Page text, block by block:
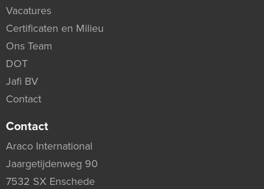
Vacatures
Certificaten en Milieu
Ons Team
DOT
Jafi BV
Contact
Contact
Araco International
Jaargetijdenweg 90
7532 SX Enschede